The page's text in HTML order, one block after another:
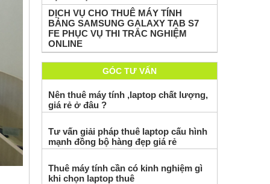
DỊCH VỤ CHO THUÊ MÁY TÍNH
BẢNG SAMSUNG GALAXY TAB S7
FE PHỤC VỤ THI TRẮC NGHIỆM
ONLINE
GÓC TƯ VẤN
Nên thuê máy tính ,laptop chất lượng,
giá rẻ ở đâu ?
Tư vấn giải pháp thuê laptop cấu hình
mạnh đồng bộ hàng đẹp giá rẻ
Thuê máy tính cần có kinh nghiệm gì
khi chọn laptop thuê